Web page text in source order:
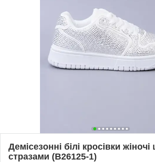
Демісезонні білі кросівки жіночі
стразами (B26125-1)